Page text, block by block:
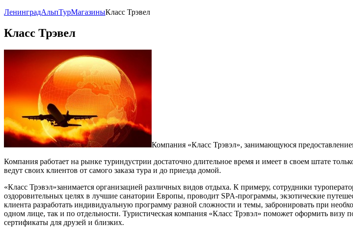
ЛенинградАльпТурМагазиныКласс Трэвел
Класс Трэвел
Компания «Класс Трэвэл», занимающуюся
Компания работает на рынке туриндустрии достаточно длительное время и имеет в своем штате
ведут своих клиентов от самого заказа тура и до приезда домой.
«Класс Трэвэл»занимается организацией различных видов отдыха. К примеру, сотрудники
оздоровительных целях в лучшие санатории Европы, проводит SPA-программы, экзотические
клиента разработать индивидуальную программу разной сложности и темы, забронировать при
одном лице, так и по отдельности. Туристическая компания «Класс Трэвэл» поможет оформить
сертификаты для друзей и близких.